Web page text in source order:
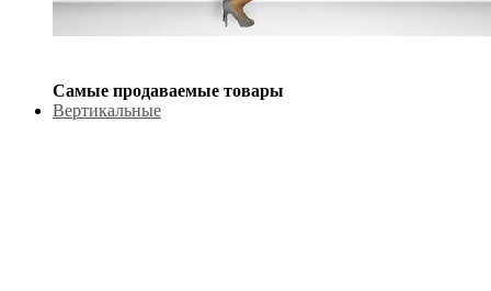
Самые продаваемые товары
Вертикальные